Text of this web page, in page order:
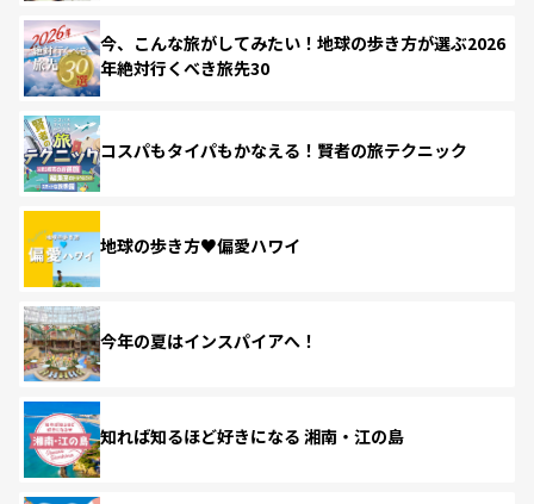
今、こんな旅がしてみたい！地球の歩き方が選ぶ2026
年絶対行くべき旅先30
コスパもタイパもかなえる！賢者の旅テクニック
地球の歩き方♥偏愛ハワイ
今年の夏はインスパイアへ！
知れば知るほど好きになる 湘南・江の島